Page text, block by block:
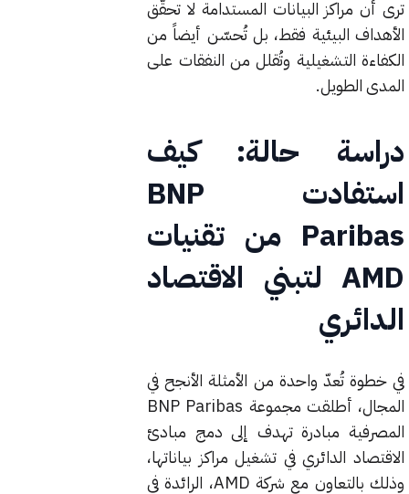
ترى أن مراكز البيانات المستدامة لا تحقّق
الأهداف البيئية فقط، بل تُحسّن أيضاً من
الكفاءة التشغيلية وتُقلل من النفقات على
المدى الطويل.
دراسة حالة: كيف
استفادت BNP
Paribas من تقنيات
AMD لتبني الاقتصاد
الدائري
في خطوة تُعدّ واحدة من الأمثلة الأنجح في
المجال، أطلقت مجموعة BNP Paribas
المصرفية مبادرة تهدف إلى دمج مبادئ
الاقتصاد الدائري في تشغيل مراكز بياناتها،
وذلك بالتعاون مع شركة AMD، الرائدة في